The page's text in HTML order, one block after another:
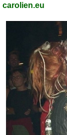
carolien.eu